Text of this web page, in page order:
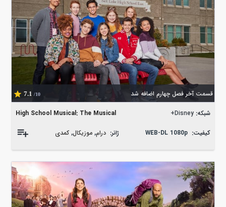
قسمت آخر فصل چهارم اضافه شد 7.1 /10
High School Musical: The Musical شبکه: Disney+
کیفیت: WEB-DL 1080p ژانر: درام,موزیکال,کمدی